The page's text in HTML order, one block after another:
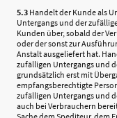
5.3 Handelt der Kunde als
Untergangs und der
Kunden über, sobald der
oder der sonst zur
Anstalt ausgeliefert hat.
zufälligen Untergangs und
grundsätzlich erst mit
empfangsberechtigte
zufälligen Untergangs und
auch bei Verbrauchern